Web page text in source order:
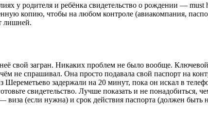
у родителя и ребёнка свидетельство о рождении —
копию, чтобы на любом контроле (авиакомпания,
лишней.
свой загран. Никаких проблем не было вообще.
не спрашивал. Она просто подавала свой паспорт на
задержали на 20 минут, пока он искал в
свидетельство. Лучше показать и не понадобиться,
(если нужна) и срок действия паспорта (должен быть